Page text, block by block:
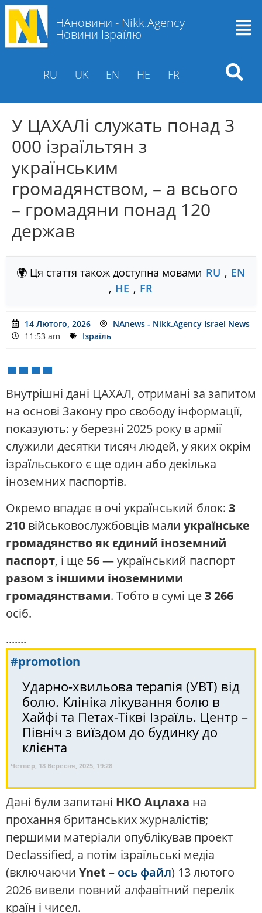
НАновини - Nikk.Agency
Новини Ізраїлю
RU UK EN HE FR
У ЦАХАЛі служать понад 3
000 ізраїльтян з
українським
громадянством, – а всього
– громадяни понад 120
держав
🌍 Ця стаття також доступна мовами RU , EN
, HE , FR
14 Лютого, 2026
NAnews - Nikk.Agency Israel News
11:53 am
Ізраїль
Внутрішні дані ЦАХАЛ, отримані за запитом
на основі Закону про свободу інформації,
показують: у березні 2025 року в армії
служили десятки тисяч людей, у яких окрім
ізраїльського є ще один або декілька
іноземних паспортів.
Окремо впадає в очі український блок: 3
210 військовослужбовців мали українське
громадянство як єдиний іноземний
паспорт, і ще 56— український паспорт
разом з іншими іноземними
громадянствами. Тобто в сумі це3 266
осіб.
.......
#promotion
Ударно-хвильова терапія (УВТ) від
болю. Клініка лікування болю в
Хайфі та Петах-Тікві Ізраїль. Центр –
Північ з виїздом до будинку до
клієнта
Четвер, 18 Вересня, 2025, 19:28
Дані були запитані НКО Ацлаха на
прохання британських журналістів;
першими матеріали опублікував проект
Declassified, а потім ізраїльські медіа
(включаючи Ynet – ось файл) 13 лютого
2026 вивели повний алфавітний перелік
країн і чисел.